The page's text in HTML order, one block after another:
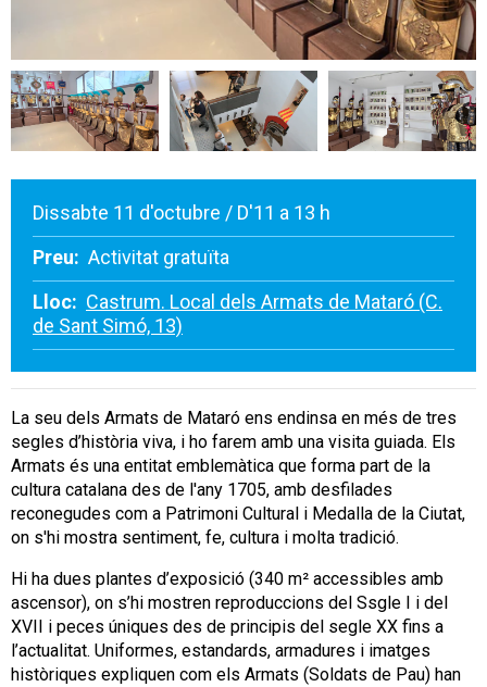
Dissabte 11 d'octubre / D'11 a 13 h
Preu: Activitat gratuïta
Lloc: Castrum. Local dels Armats de Mataró (C.
de Sant Simó, 13)
La seu dels Armats de Mataró ens endinsa en més de tres
segles d’història viva, i ho farem amb una visita guiada. Els
Armats és una entitat emblemàtica que forma part de la
cultura catalana des de l'any 1705, amb desfilades
reconegudes com a Patrimoni Cultural i Medalla de la Ciutat,
on s'hi mostra sentiment, fe, cultura i molta tradició.
Hi ha dues plantes d’exposició (340 m² accessibles amb
ascensor), on s’hi mostren reproduccions del Ssgle I i del
XVII i peces úniques des de principis del segle XX fins a
l’actualitat. Uniformes, estandards, armadures i imatges
històriques expliquen com els Armats (Soldats de Pau) han